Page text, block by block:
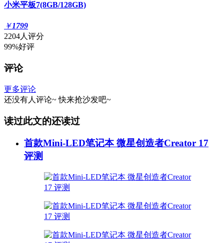
小米平板7(8GB/128GB)
￥1799
2204人评分
99%好评
评论
更多评论
还没有人评论~ 快来抢沙发吧~
读过此文的还读过
首款Mini-LED笔记本 微星创造者Creator 17
评测